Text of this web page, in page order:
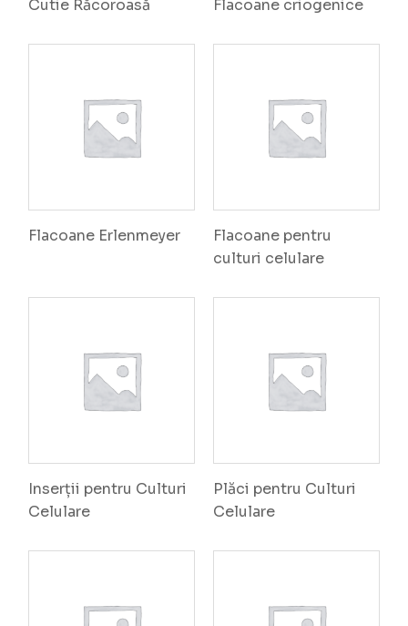
Cutie Răcoroasă Flacoane criogenice
Flacoane Erlenmeyer
Flacoane pentru
culturi celulare
Inserții pentru Culturi
Celulare
Plăci pentru Culturi
Celulare